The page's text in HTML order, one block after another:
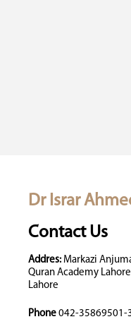
Dr Israr
Contact Us
Addres:Markazi
Quran Academy
Lahore
Phone 042-35869501-